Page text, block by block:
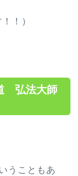
！）
弘法大師
うこともあ